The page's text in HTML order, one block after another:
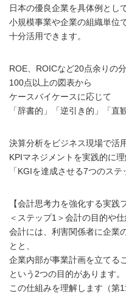
日本の優良企業を具体例とし
小規模事業や企業の組織単位
十分活用できます。
ROE、ROICなど20点余りの
100点以上の図表から
ケースバイケースに応じて
「辞書的」「逆引き的」「直
決算分析をビジネス現場で活
KPIマネジメントを実践的に理
「KGIを達成させる7つのス
【会計思考力を強化する実践
＜ステップ1＞会計の目的や
会計には、利害関係者に企業
とと、
企業内部が事業計画を立てる
という2つの目的があります。
この仕組みを理解します（第1